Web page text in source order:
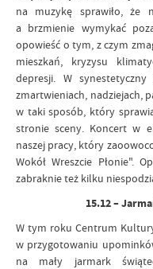
na muzykę sprawiło, że
a brzmienie wymykać
opowieść o tym, z czym
mieszkań, kryzysu
depresji. W
zmartwieniach, nadziejach,
w taki sposób, który
stronie sceny. Koncert w
naszej pracy, który
Wokół Wreszcie Płonie".
zabraknie też kilku
15.12 –
W tym roku Centrum
w przygotowaniu
na mały jarmark